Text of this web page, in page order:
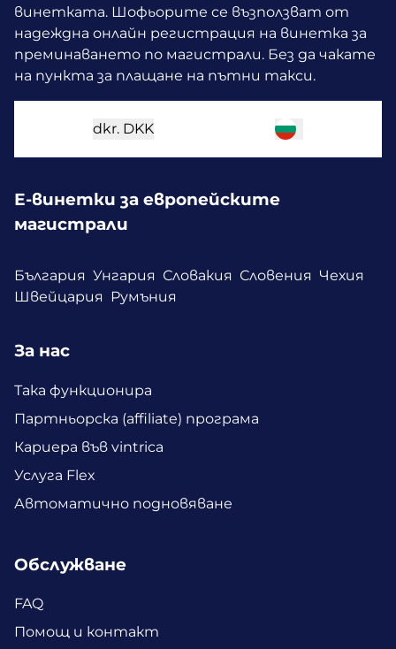
винетката. Шофьорите се възползват от
надеждна онлайн регистрация на винетка за
преминаването по магистрали. Без да чакате
на пункта за плащане на пътни такси.
dkr. DKK
Е-винетки за европейските
магистрали
България Унгария Словакия Словения Чехия
Швейцария
Румъния
За нас
Така функционира
Партньорска (affiliate) програма
Кариера във vintrica
Услуга Flex
Автоматично подновяване
Обслужване
FAQ
Помощ и контакт